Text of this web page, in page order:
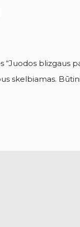
“Juodos blizgaus
skelbiamas.